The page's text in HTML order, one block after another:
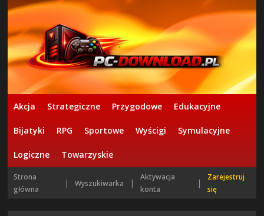
Akcja Strategiczne Przygodowe Edukacyjne
Bijatyki RPG Sportowe Wyścigi Symulacyjne
Logiczne Towarzyskie
Strona
główna
| Wyszukiwarka |
Aktywacja
konta
|
Zarejestruj
się